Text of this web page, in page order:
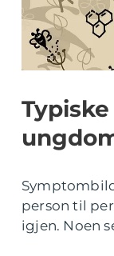
person til
igjen. Noen